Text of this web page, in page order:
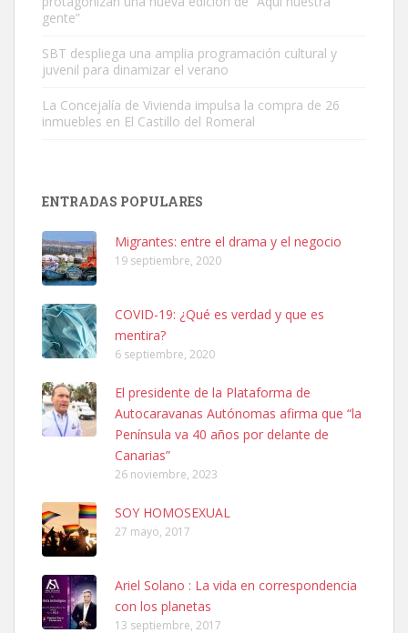
Leales.org » Gran Canaria
Leales.org » Gran Canaria
SHIBA PERDIDO AVDA JOSE MESA Y LOPEZ
PERRO MACHO RAZA SHIBA CON MICROCHIP PERDIDO HOY
06/07/2025 ZONA MESA Y LOPEZ. ES MUY ASUSTADIZO
Leales.org » Gran Canaria
6.7.2025
Ninfa perdida
El día 5 se los perdió una ninfa papillera, asustada tiene miedo a la
gente”
SBT despliega una amplia programación cultural y
juvenil para dinamizar el verano
La Concejalía de Vivienda impulsa la compra de 26
inmuebles en El Castillo del Romeral
ENTRADAS POPULARES
Migrantes: entre el drama y el negocio
19 septiembre, 2020
COVID-19: ¿Qué es verdad y que es
mentira?
6 septiembre, 2020
El presidente de la Plataforma de
Autocaravanas Autónomas afirma que “la
Península va 40 años por delante de
Canarias”
26 noviembre, 2023
SOY HOMOSEXUAL
27 mayo, 2017
Ariel Solano : La vida en correspondencia
con los planetas
13 septiembre, 2017